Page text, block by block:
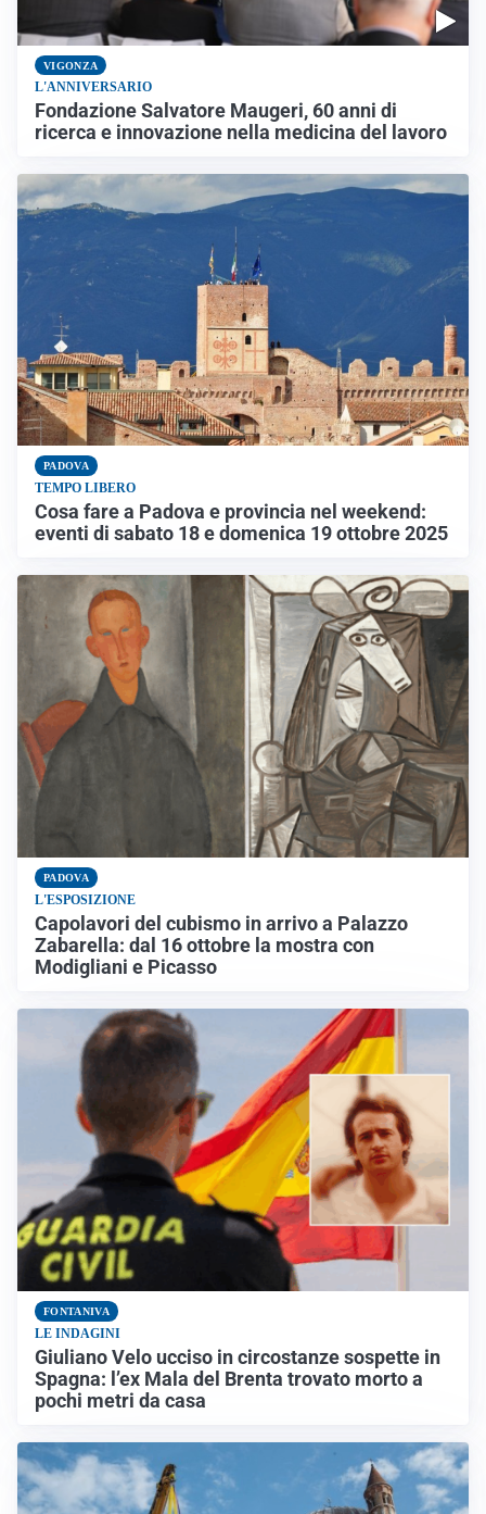
VIGONZA
L'ANNIVERSARIO
Fondazione Salvatore Maugeri, 60 anni di
ricerca e innovazione nella medicina del lavoro
PADOVA
TEMPO LIBERO
Cosa fare a Padova e provincia nel weekend:
eventi di sabato 18 e domenica 19 ottobre 2025
PADOVA
L'ESPOSIZIONE
Capolavori del cubismo in arrivo a Palazzo
Zabarella: dal 16 ottobre la mostra con
Modigliani e Picasso
FONTANIVA
LE INDAGINI
Giuliano Velo ucciso in circostanze sospette in
Spagna: l’ex Mala del Brenta trovato morto a
pochi metri da casa